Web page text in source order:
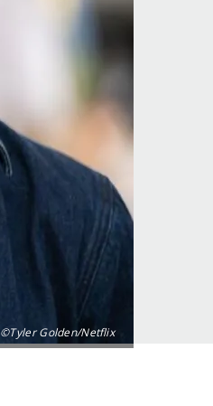
©Tyler Golden/Netflix